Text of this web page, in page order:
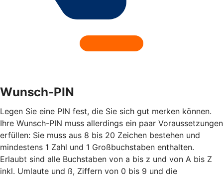
Wunsch-PIN
Legen Sie eine PIN fest, die Sie sich gut merken können.
Ihre Wunsch-PIN muss allerdings ein paar Voraussetzungen
erfüllen: Sie muss aus 8 bis 20 Zeichen bestehen und
mindestens 1 Zahl und 1 Großbuchstaben enthalten.
Erlaubt sind alle Buchstaben von a bis z und von A bis Z
inkl. Umlaute und ß, Ziffern von 0 bis 9 und die